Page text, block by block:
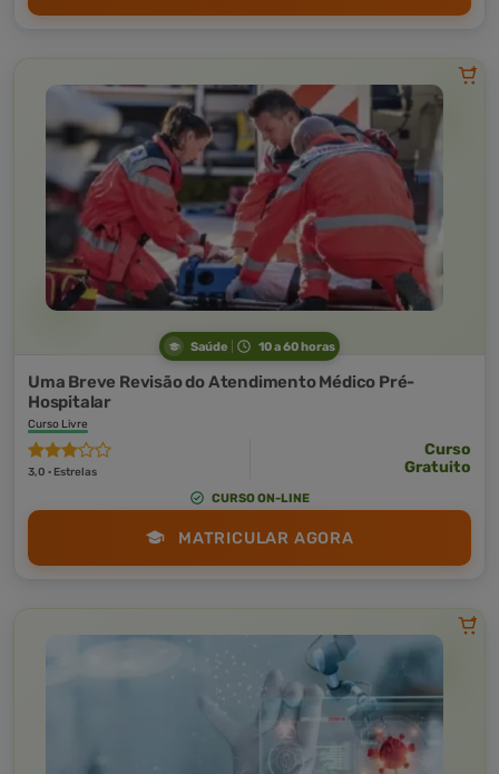
Saúde 10 a 60 horas
Uma Breve Revisão do Atendimento Médico Pré-
Hospitalar
Curso Livre
3,0 · Estrelas
Curso
Gratuito
CURSO ON-LINE
MATRICULAR AGORA